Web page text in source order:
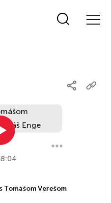
Tomášom Verešom